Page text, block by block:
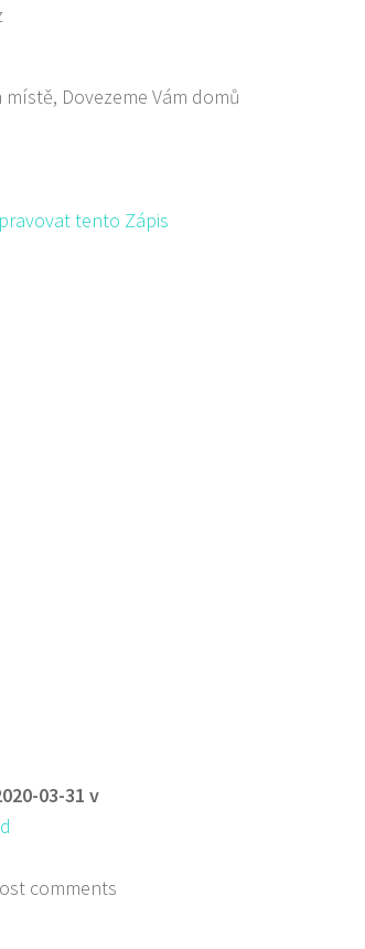
Dovezeme Vám domů
tento Zápis
03-31 v
comments